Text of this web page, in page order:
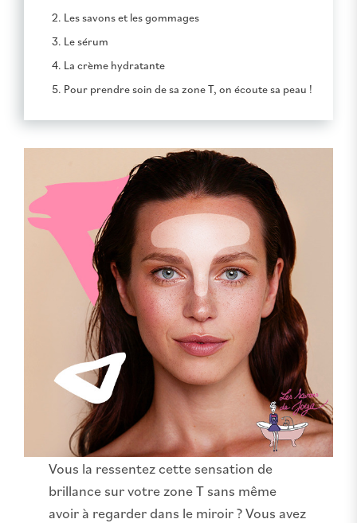
2. Les savons et les gommages
3. Le sérum
4. La crème hydratante
5. Pour prendre soin de sa zone T, on écoute sa peau !
Vous la ressentez cette sensation de
brillance sur votre zone T sans même
avoir à regarder dans le miroir ? Vous avez